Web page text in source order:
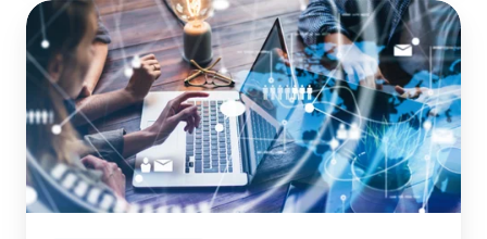
Interview:
Marina
Zayats
zum
Social
Media-
Potenzial